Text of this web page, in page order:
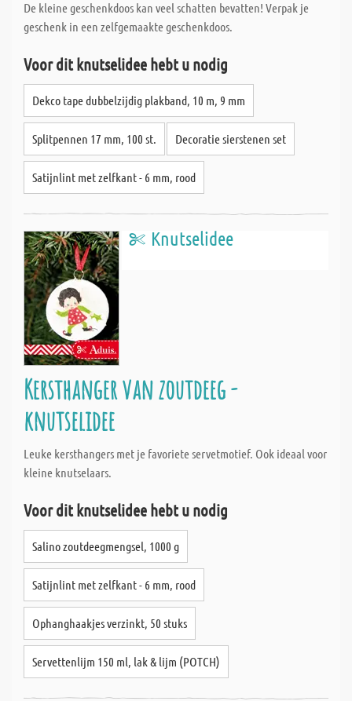
De kleine geschenkdoos kan veel schatten bevatten! Verpak je
geschenk in een zelfgemaakte geschenkdoos.
Voor dit knutselidee hebt u nodig
Dekco tape dubbelzijdig plakband, 10 m, 9 mm
Splitpennen 17 mm, 100 st. Decoratie sierstenen set
Satijnlint met zelfkant - 6 mm, rood
Knutselidee
Kersthanger van zoutdeeg -
knutselidee
Leuke kersthangers met je favoriete servetmotief. Ook ideaal voor
kleine knutselaars.
Voor dit knutselidee hebt u nodig
Salino zoutdeegmengsel, 1000 g
Satijnlint met zelfkant - 6 mm, rood
Ophanghaakjes verzinkt, 50 stuks
Servettenlijm 150 ml, lak & lijm (POTCH)